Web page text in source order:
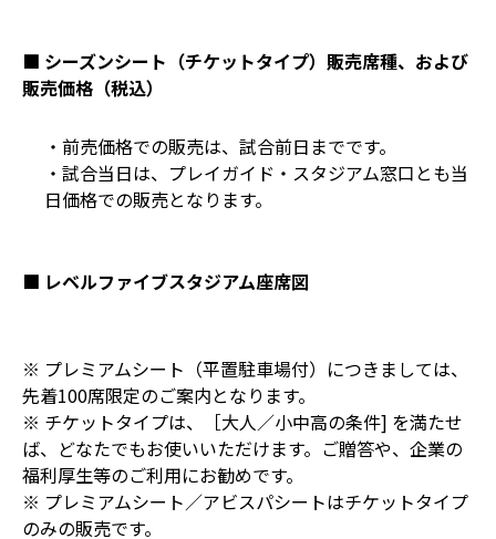
■ シーズンシート（チケットタイプ）販売席種、および
販売価格（税込）
・前売価格での販売は、試合前日までです。
・試合当日は、プレイガイド・スタジアム窓口とも当
日価格での販売となります。
■ レベルファイブスタジアム座席図
※ プレミアムシート（平置駐車場付）につきましては、
先着100席限定のご案内となります。
※ チケットタイプは、［大人／小中高の条件] を満たせ
ば、どなたでもお使いいただけます。ご贈答や、企業の
福利厚生等のご利用にお勧めです。
※ プレミアムシート／アビスパシートはチケットタイプ
のみの販売です。